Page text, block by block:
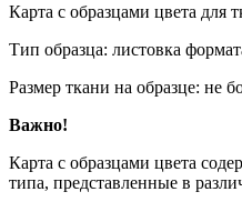
Карта с образцами цвета для
Тип образца: листовка
Размер ткани на образце: не
Важно!
Карта с образцами цвета
типа, представленные в